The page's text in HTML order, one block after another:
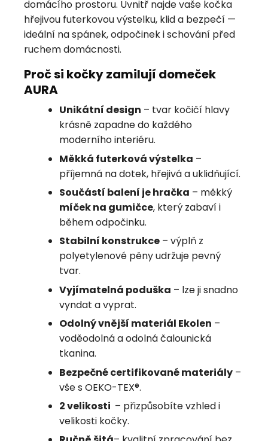
domácího prostoru. Uvnitř najde vaše kočka
hřejivou futerkovou výstelku, klid a bezpečí —
ideální na spánek, odpočinek i schování před
ruchem domácnosti.
Proč si kočky zamilují domeček
AURA
Unikátní design – tvar kočičí hlavy
krásně zapadne do každého
moderního interiéru.
Měkká futerková výstelka –
příjemná na dotek, hřejivá a uklidňující.
Součástí balení je hračka – měkký
míček na gumičce, který zabaví i
během odpočinku.
Stabilní konstrukce – výplň z
polyetylenové pěny udržuje pevný
tvar.
Vyjímatelná poduška – lze ji snadno
vyndat a vyprat.
Odolný vnější materiál Ekolen –
voděodolná a odolná čalounická
tkanina.
Bezpečné certifikované materiály –
vše s OEKO-TEX®.
2 velikosti – přizpůsobíte vzhled i
velikosti kočky.